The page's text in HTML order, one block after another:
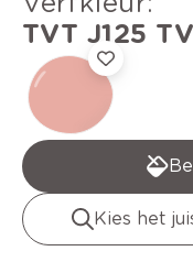
TVT J125
Kies het